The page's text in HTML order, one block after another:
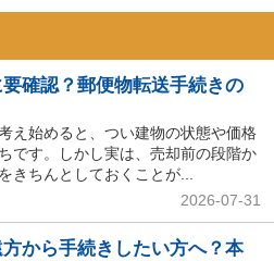
確認？郵便物転送手続きの
え始めると、つい建物の状態や価格
です。しかし実は、売却前の段階か
きちんとしておくことが...
2026-07-31
から手続きしたい方へ？本